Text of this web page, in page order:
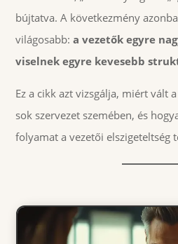
bújtatva. A következmény
világosabb:a vezetők egyre
viselnek egyre kevesebb
Ez a cikk azt vizsgálja, miért vált
sok szervezet szemében, és
folyamat a vezetői elszigeteltség